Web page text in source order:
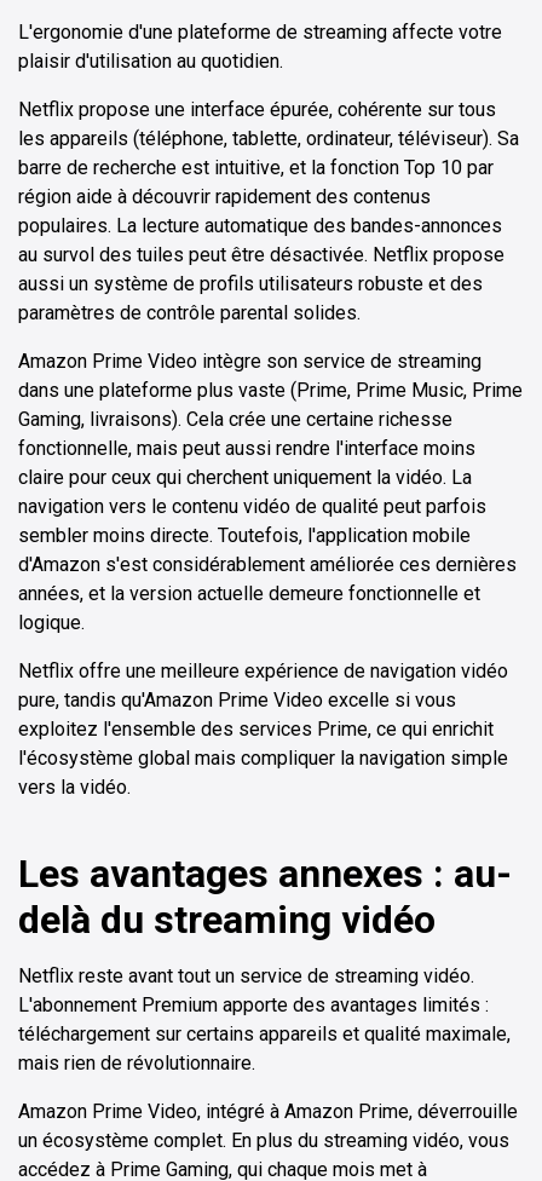
L'ergonomie d'une plateforme de streaming affecte votre
plaisir d'utilisation au quotidien.
Netflix propose une interface épurée, cohérente sur tous
les appareils (téléphone, tablette, ordinateur, téléviseur). Sa
barre de recherche est intuitive, et la fonction Top 10 par
région aide à découvrir rapidement des contenus
populaires. La lecture automatique des bandes-annonces
au survol des tuiles peut être désactivée. Netflix propose
aussi un système de profils utilisateurs robuste et des
paramètres de contrôle parental solides.
Amazon Prime Video intègre son service de streaming
dans une plateforme plus vaste (Prime, Prime Music, Prime
Gaming, livraisons). Cela crée une certaine richesse
fonctionnelle, mais peut aussi rendre l'interface moins
claire pour ceux qui cherchent uniquement la vidéo. La
navigation vers le contenu vidéo de qualité peut parfois
sembler moins directe. Toutefois, l'application mobile
d'Amazon s'est considérablement améliorée ces dernières
années, et la version actuelle demeure fonctionnelle et
logique.
Netflix offre une meilleure expérience de navigation vidéo
pure, tandis qu'Amazon Prime Video excelle si vous
exploitez l'ensemble des services Prime, ce qui enrichit
l'écosystème global mais compliquer la navigation simple
vers la vidéo.
Les avantages annexes : au-
delà du streaming vidéo
Netflix reste avant tout un service de streaming vidéo.
L'abonnement Premium apporte des avantages limités :
téléchargement sur certains appareils et qualité maximale,
mais rien de révolutionnaire.
Amazon Prime Video, intégré à Amazon Prime, déverrouille
un écosystème complet. En plus du streaming vidéo, vous
accédez à Prime Gaming, qui chaque mois met à